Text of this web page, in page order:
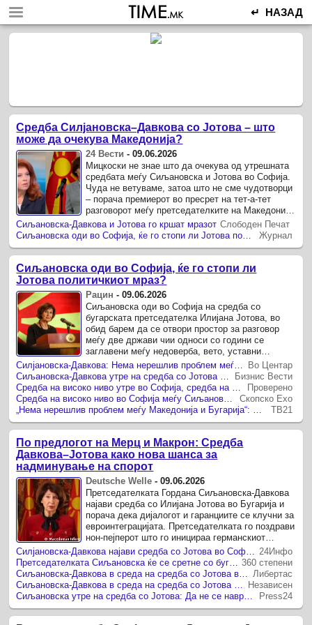
↵ НАЗАД
Средба Силјановска–Давкова со Јотова – што
може да очекува Македонија?
24 Вести -09.06.2026
Мицкоски не знае што да очекува од утрешната
средбата меѓу Сиљановска и Јотова во Софија.
Чуда не ветуваме, затоа што не сме чудотворци
– порача премиерот во пресрет на тет-а-тет
разговорот меѓу претседателките на Македонија
и Бугарија, кој треба да ...
Сиљановска-Давкова и Јотова го кршат мразот Слободен Печат
Журнал
Сиљановска оди во Софија, ќе го стопи ли
Јотова политичкиот мраз?
Рацин -09.06.2026
Сиљановска оди во Софија на средба со
бугарската претседателка Илијана Јотова, во
обид барем да се отвори простор за разговор
меѓу две држави чии односи со години се
заглавени меѓу недоверба, вето, уставни
измени, протоколарни инциденти и тешки ...
Во Центар
Бизнис Вести
Проверено
Скопско Ехо
ТВ21
По предлогот на Мерц и Макрон: Средба
Давкова–Јотова како нова шанса за
надминување на спорот
Deutsche Welle -09.06.2026
Претседателката Гордана Сиљановска-Давкова
најави средба со Илијана Јотова во Бугарија и
порача дека дијалогот и гаранциите се клучни за
евроинтеграцијата. Претседателката го поздрави
нон-пејперот што го иницираа германскиот
канцелар и францускиот ...
Силјановска-Давкова најави средба со Јотова во Софија: Нема нерешлив проблем, време е за градење доверба 24Инфо
Претседателката Сиљановска ќе се сретне со бугарската колешка Јотова в среда во Софија 360 степени
Сиљановска-Давкова в среда на средба со Јотова во Софија Либертас
Сиљановска-Давкова в среда на средба со Јотова во Софија
Независен
Сиљановска утре на средба со Јотова: Да не се навредуваме и повредуваме туку да градиме доверба
Press24